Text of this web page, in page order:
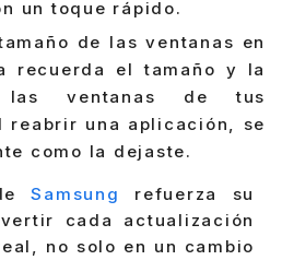
un toque rápido.
de las ventanas en
recuerda el tamaño y la
las ventanas de tus
reabrir una aplicación, se
como la dejaste.
Samsung
refuerza su
cada actualización
no solo en un cambio